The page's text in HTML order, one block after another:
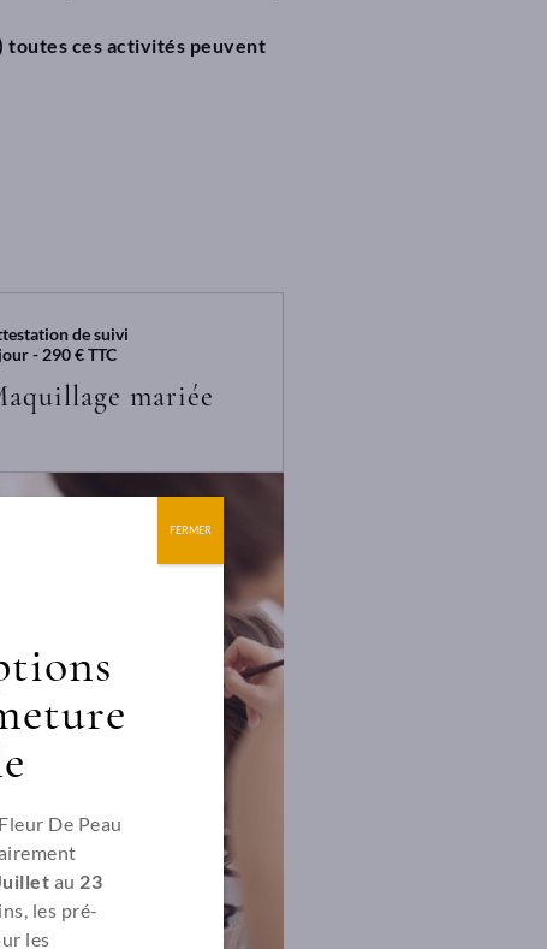
toutes ces activités peuvent
de suivi
- 290 € TTC
mariée
De Peau
au 23
les pré-
les
FERMER